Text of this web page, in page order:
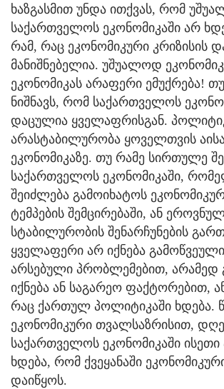
ხაზგასმით უნდა ითქვას, რომ
საქართველოს ეკონომიკაში არ
რამ, რაც ეკონომიკური კრიზისის
მანიშნებელია. უშუალოდ
ეკონომიკას არაფერი ემუქრება!
ნიშნავს, რომ საქართველოს
დაცულია ყველაფრისგან.
არასტაბილურობა ყოველთვის
ეკონომიკაზე. თუ რამე სირთულე
საქართველოს ეკონომიკაში,
შეიძლება გამოიხატოს
ტემპების შემცირებაში, ან
სტაბილურობის შენარჩუნების
ყველაფერი არ იქნება
არსებული პრობლემებით, არამედ
იქნება ან საგარეო ფაქტორებით,
რაც ქართულ პოლიტიკაში ხდება.
ეკონომიკური თვალსაზრისით,
საქართველოს ეკონომიკაში
ხდება, რომ ქვეყანაში
დაიწყოს.